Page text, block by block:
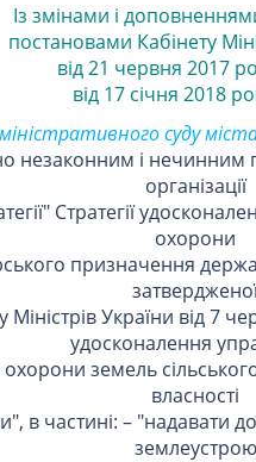
Із змінами і
постановами Кабінету
від 21 червня 2017
від 17 січня 2018
суду міста
незаконним і нечинним
організації
Стратегії
охорони
призначення
України від 7
удосконалення
охорони земель
власності
в частині: – "надавати
землеустрою